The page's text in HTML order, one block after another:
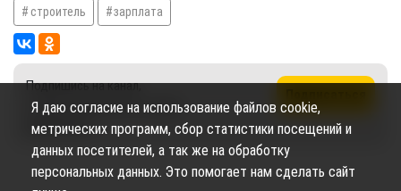
строитель зарплата
Подпишись на канал,
чтобы не пропустить новые
публикации
Я даю согласие на использование файлов cookie,
метрических программ, сбор статистики посещений и
данных посетителей, а так же на обработку
персональных данных. Это помогает нам сделать сайт